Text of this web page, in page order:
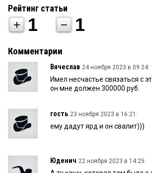
Рейтинг статьи
1 1
Комментарии
Вячеслав 24 ноября 2023 в 09:24:
Имел несчастье связаться с
он мне должен 300000 руб.
гость 23 ноября 2023 в 16:21:
ему дадут ярд и он свалит)))
Юденич 22 ноября 2023 в 14:25: